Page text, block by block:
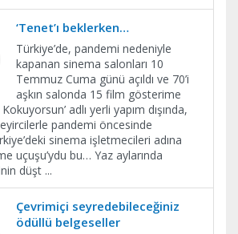
‘Tenet’ı beklerken…
Türkiye’de, pandemi nedeniyle
kapanan sinema salonları 10
Temmuz Cuma günü açıldı ve 70’i
aşkın salonda 15 film gösterime
Kokuyorsun’ adlı yerli yapım dışında,
pandemi öncesinde
sinema işletmecileri adına
uçuşu’ydu bu… Yaz aylarında
düşt ...
Çevrimiçi seyredebileceğiniz
ödüllü belgeseller